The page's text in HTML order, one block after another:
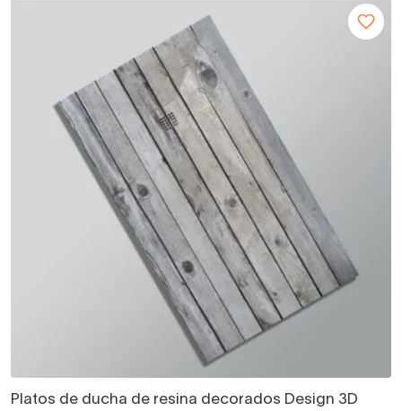
Platos de ducha de resina decorados Design 3D